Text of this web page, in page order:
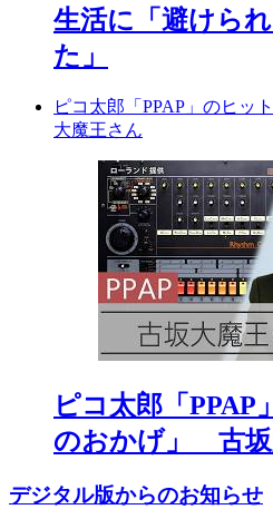
生活に「避けら
た」
ピコ太郎「PPAP」のヒッ
大魔王さん
ピコ太郎「PPAP
のおかげ」 古坂
デジタル版からのお知らせ